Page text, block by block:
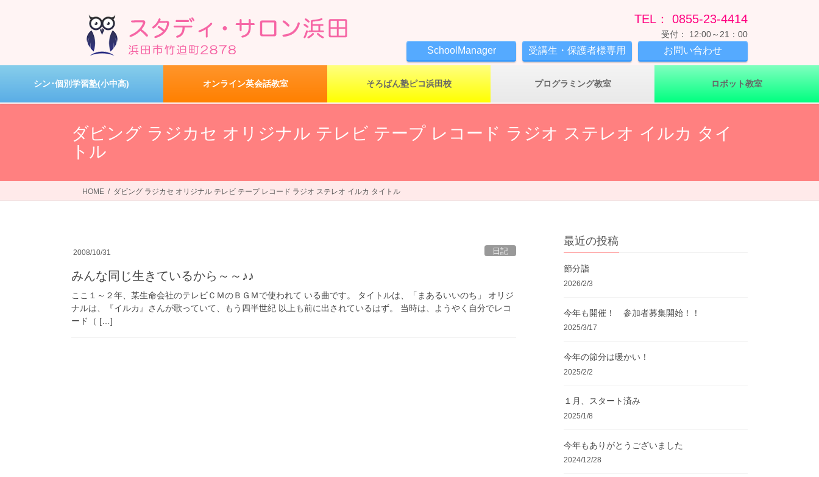
ツ
シ
TEL： 0855-23-4414
受付： 12:00～21：00
SchoolManager 受講生・保護者様専用 お問い合わせ
シン･個別学習塾(小中高) オンライン英会話教室 そろばん塾ピコ浜田校 プログラミング教室 ロボット教室
ダビング ラジカセ オリジナル テレビ テープ レコード ラジオ ステレオ イルカ タイ
トル
HOME ダビング ラジカセ オリジナル テレビ テープ レコード ラジオ ステレオ イルカ タイトル
2008/10/31 日記
みんな同じ生きているから～～♪♪
ここ１～２年、某生命会社のテレビＣＭのＢＧＭで使われて いる曲です。 タイトルは、「まあるいいのち」 オリジ
ナルは、『イルカ』さんが歌っていて、もう四半世紀 以上も前に出されているはず。 当時は、ようやく自分でレコ
ード（ […]
最近の投稿
節分詣
2026/2/3
今年も開催！ 参加者募集開始！！
2025/3/17
今年の節分は暖かい！
2025/2/2
１月、スタート済み
2025/1/8
今年もありがとうございました
2024/12/28